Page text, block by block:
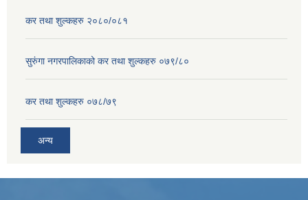
कर तथा शुल्कहरु २०८०/०८१
सुरुंगा नगरपालिकाको कर तथा शुल्कहरु ०७९/८०
कर तथा शुल्कहरु ०७८/७९
अन्य